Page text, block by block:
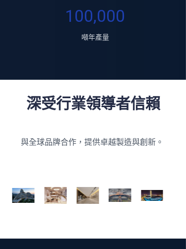
100,000
噸年產量
深受行業領導者信賴
與全球品牌合作，提供卓越製造與創新。 ​